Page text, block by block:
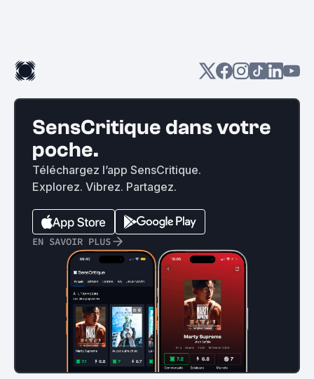
SensCritique dans votre
poche.
Téléchargez l’app SensCritique.
Explorez. Vibrez. Partagez.
EN SAVOIR PLUS